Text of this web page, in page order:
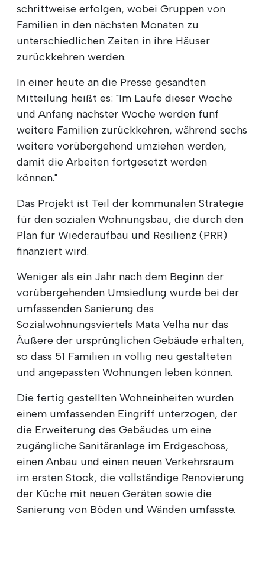
schrittweise erfolgen, wobei Gruppen von
Familien in den nächsten Monaten zu
unterschiedlichen Zeiten in ihre Häuser
zurückkehren werden.
In einer heute an die Presse gesandten
Mitteilung heißt es: "Im Laufe dieser Woche
und Anfang nächster Woche werden fünf
weitere Familien zurückkehren, während sechs
weitere vorübergehend umziehen werden,
damit die Arbeiten fortgesetzt werden
können."
Das Projekt ist Teil der kommunalen Strategie
für den sozialen Wohnungsbau, die durch den
Plan für Wiederaufbau und Resilienz (PRR)
finanziert wird.
Weniger als ein Jahr nach dem Beginn der
vorübergehenden Umsiedlung wurde bei der
umfassenden Sanierung des
Sozialwohnungsviertels Mata Velha nur das
Äußere der ursprünglichen Gebäude erhalten,
so dass 51 Familien in völlig neu gestalteten
und angepassten Wohnungen leben können.
Die fertig gestellten Wohneinheiten wurden
einem umfassenden Eingriff unterzogen, der
die Erweiterung des Gebäudes um eine
zugängliche Sanitäranlage im Erdgeschoss,
einen Anbau und einen neuen Verkehrsraum
im ersten Stock, die vollständige Renovierung
der Küche mit neuen Geräten sowie die
Sanierung von Böden und Wänden umfasste.